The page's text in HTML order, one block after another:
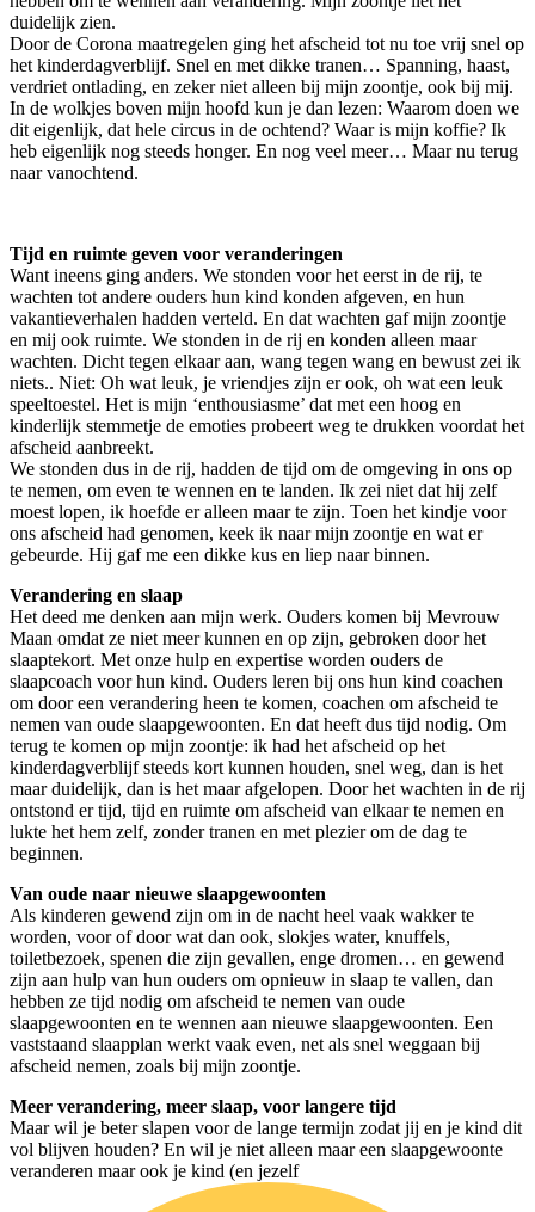
duidelijk zien.
Door de Corona maatregelen ging het afscheid tot nu toe vrij snel op
het kinderdagverblijf. Snel en met dikke tranen… Spanning, haast,
verdriet ontlading, en zeker niet alleen bij mijn zoontje, ook bij mij.
In de wolkjes boven mijn hoofd kun je dan lezen: Waarom doen we
dit eigenlijk, dat hele circus in de ochtend? Waar is mijn koffie? Ik
heb eigenlijk nog steeds honger. En nog veel meer… Maar nu terug
naar vanochtend.
Tijd en ruimte geven voor veranderingen
Want ineens ging anders. We stonden voor het eerst in de rij, te
wachten tot andere ouders hun kind konden afgeven, en hun
vakantieverhalen hadden verteld. En dat wachten gaf mijn zoontje
en mij ook ruimte. We stonden in de rij en konden alleen maar
wachten. Dicht tegen elkaar aan, wang tegen wang en bewust zei ik
niets.. Niet: Oh wat leuk, je vriendjes zijn er ook, oh wat een leuk
speeltoestel. Het is mijn ‘enthousiasme’ dat met een hoog en
kinderlijk stemmetje de emoties probeert weg te drukken voordat het
afscheid aanbreekt.
We stonden dus in de rij, hadden de tijd om de omgeving in ons op
te nemen, om even te wennen en te landen. Ik zei niet dat hij zelf
moest lopen, ik hoefde er alleen maar te zijn. Toen het kindje voor
ons afscheid had genomen, keek ik naar mijn zoontje en wat er
gebeurde. Hij gaf me een dikke kus en liep naar binnen.
Verandering en slaap
Het deed me denken aan mijn werk. Ouders komen bij Mevrouw
Maan omdat ze niet meer kunnen en op zijn, gebroken door het
slaaptekort. Met onze hulp en expertise worden ouders de
slaapcoach voor hun kind. Ouders leren bij ons hun kind coachen
om door een verandering heen te komen, coachen om afscheid te
nemen van oude slaapgewoonten. En dat heeft dus tijd nodig. Om
terug te komen op mijn zoontje: ik had het afscheid op het
kinderdagverblijf steeds kort kunnen houden, snel weg, dan is het
maar duidelijk, dan is het maar afgelopen. Door het wachten in de rij
ontstond er tijd, tijd en ruimte om afscheid van elkaar te nemen en
lukte het hem zelf, zonder tranen en met plezier om de dag te
beginnen.
Van oude naar nieuwe slaapgewoonten
Als kinderen gewend zijn om in de nacht heel vaak wakker te
worden, voor of door wat dan ook, slokjes water, knuffels,
toiletbezoek, spenen die zijn gevallen, enge dromen… en gewend
zijn aan hulp van hun ouders om opnieuw in slaap te vallen, dan
hebben ze tijd nodig om afscheid te nemen van oude
slaapgewoonten en te wennen aan nieuwe slaapgewoonten. Een
vaststaand slaapplan werkt vaak even, net als snel weggaan bij
afscheid nemen, zoals bij mijn zoontje.
Meer verandering, meer slaap, voor langere tijd
Maar wil je beter slapen voor de lange termijn zodat jij en je kind dit
vol blijven houden? En wil je niet alleen maar een slaapgewoonte
veranderen maar ook je kind (en jezelf